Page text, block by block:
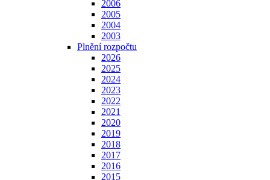
2006
2005
2004
2003
Plnění rozpočtu
2026
2025
2024
2023
2022
2021
2020
2019
2018
2017
2016
2015